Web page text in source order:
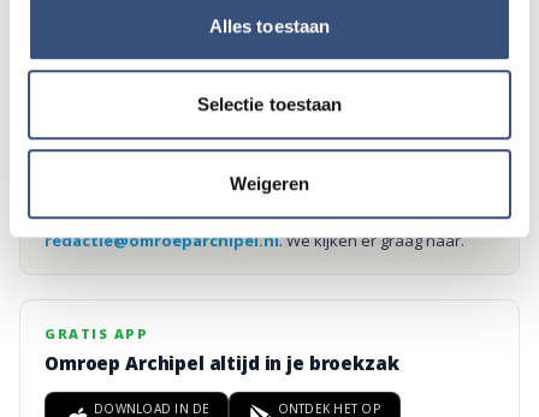
Alles toestaan
Selectie toestaan
Weigeren
0187-609512
📞 Bel naar 0187-682630
Foutje gezien of twijfel over een advertentie?
Zie je een fout in dit artikel, werkt iets niet goed of kom je een
advertentie tegen die niet klopt? Laat het ons weten via
redactie@omroeparchipel.nl. We kijken er graag naar.
GRATIS APP
Omroep Archipel altijd in je broekzak
DOWNLOAD IN DE ONTDEK HET OP